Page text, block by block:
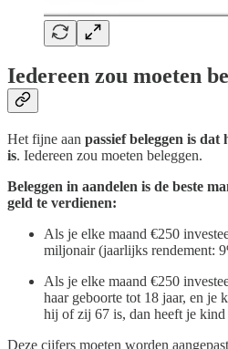
Iedereen zou moeten
Het fijne aan passief beleggen is
is. Iedereen zou moeten beleggen.
Beleggen in aandelen is de beste
geld te verdienen:
Als je elke maand €250
miljonair (jaarlijks rendement:
Als je elke maand €250
haar geboorte tot 18 jaar, en je
hij of zij 67 is, dan heeft je
Deze cijfers moeten worden